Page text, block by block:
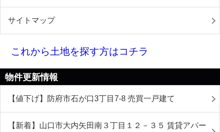
サイトマップ
これから土地を探す方はコチラ
物件更新情報
【値下げ】防府市石が口3丁目7-8 売買一戸建て
【新着】山口市大内矢田南３丁目１２－３５ 賃貸アパー